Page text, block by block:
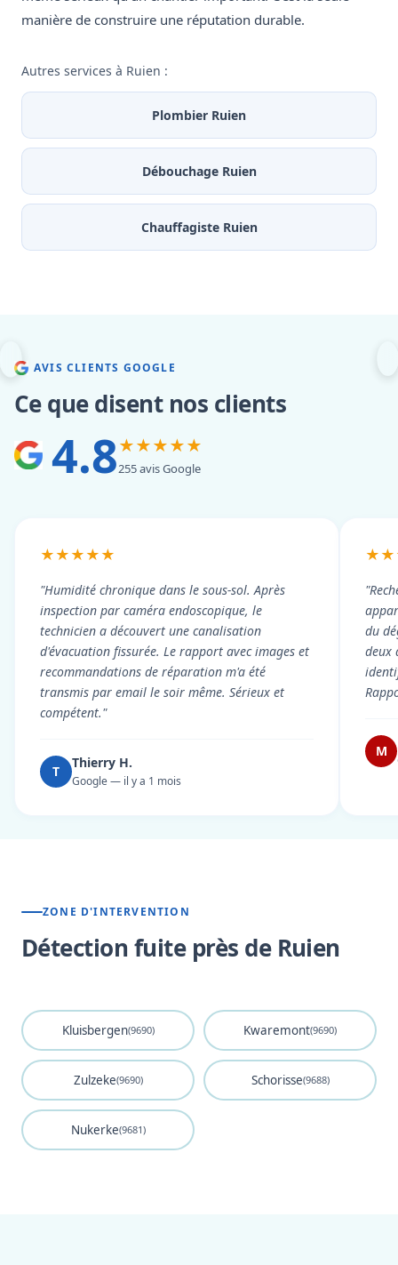
manière de construire une réputation durable.
Autres services à Ruien :
Plombier Ruien
Débouchage Ruien
Chauffagiste Ruien
AVIS CLIENTS GOOGLE
Ce que disent nos clients
4.8★★★★★
255 avis Google
★★★★★
"Humidité chronique dans le sous-sol. Après
inspection par caméra endoscopique, le
technicien a découvert une canalisation
d'évacuation fissurée. Le rapport avec images et
recommandations de réparation m'a été
transmis par email le soir même. Sérieux et
compétent."
T
Thierry H.
Google — il y a 1 mois
du
deux
M
ZONE D'INTERVENTION
Détection fuite près de Ruien
Kluisbergen(9690) Kwaremont(9690)
Zulzeke(9690) Schorisse(9688)
Nukerke(9681)